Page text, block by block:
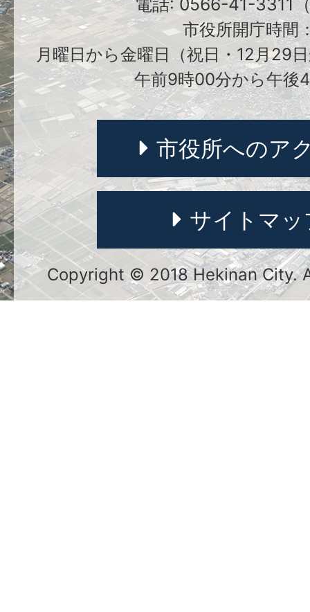
電話: 0566-41-3311
市役所開庁時間
月曜日から金曜日（祝日・12月29
午前9時00分から午後
市役所へのア
サイトマッ
Copyright © 2018 Hekinan City.